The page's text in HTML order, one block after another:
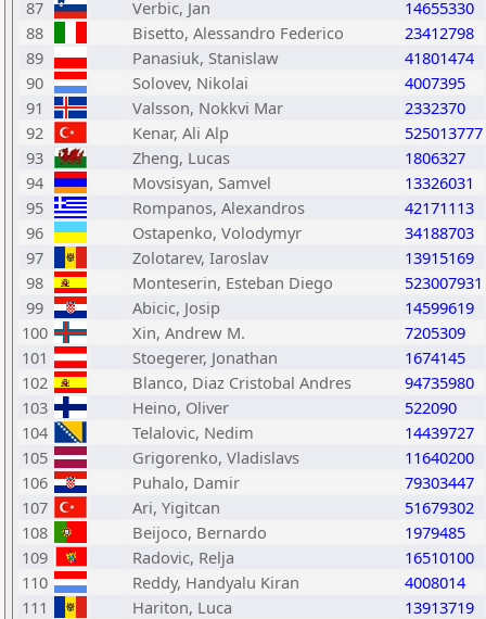
87 Verbic, Jan
14655330
88
Bisetto, Alessandro Federico
23412798
89
Panasiuk, Stanislaw
41801474
90
Solovev, Nikolai
4007395
91
Valsson, Nokkvi Mar
2332370
92
Kenar, Ali Alp
525013777
93
Zheng, Lucas
1806327
94
Movsisyan, Samvel
13326031
95
Rompanos, Alexandros
42171113
96
Ostapenko, Volodymyr
34188703
97
Zolotarev, Iaroslav
13915169
98
Monteserin, Esteban Diego
523007931
99
Abicic, Josip
14599619
100
Xin, Andrew M.
7205309
101
Stoegerer, Jonathan
1674145
102
Blanco, Diaz Cristobal Andres
94735980
103
Heino, Oliver
522090
104
Telalovic, Nedim
14439727
105
Grigorenko, Vladislavs
11640200
106
Puhalo, Damir
79303447
107
Ari, Yigitcan
51679302
108
Beijoco, Bernardo
1979485
109
Radovic, Relja
16510100
110
Reddy, Handyalu Kiran
4008014
111
Hariton, Luca
13913719